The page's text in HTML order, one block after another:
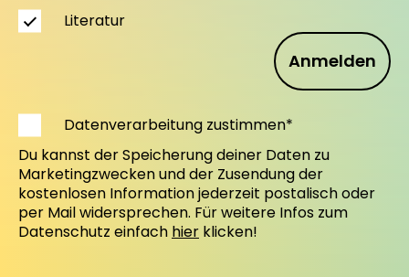
Anmelden
Literatur
Datenverarbeitung zustimmen*
Du kannst der Speicherung deiner Daten zu
Marketingzwecken und der Zusendung der
kostenlosen Information jederzeit postalisch oder
per Mail widersprechen. Für weitere Infos zum
Datenschutz einfach hier klicken!